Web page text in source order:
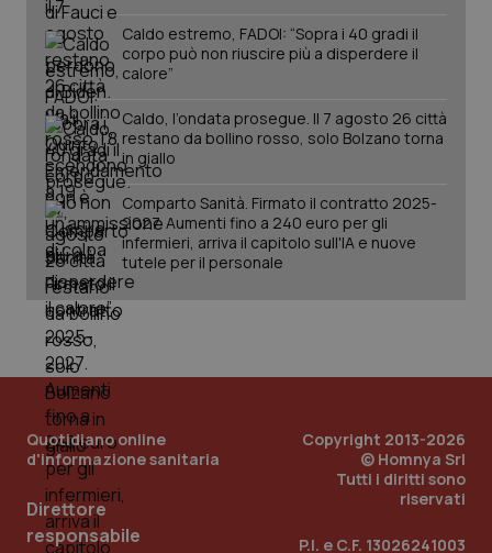
Caldo estremo, FADOI: “Sopra i 40 gradi il
corpo può non riuscire più a disperdere il
calore”
Caldo, l’ondata prosegue. Il 7 agosto 26 città
restano da bollino rosso, solo Bolzano torna
in giallo
Comparto Sanità. Firmato il contratto 2025-
2027. Aumenti fino a 240 euro per gli
infermieri, arriva il capitolo sull'IA e nuove
tutele per il personale
Quotidiano online
d'informazione sanitaria
Direttore
responsabile
Copyright 2013-2026
© Homnya Srl
Tutti i diritti sono
riservati
P.I. e C.F. 13026241003
PHPSESSID